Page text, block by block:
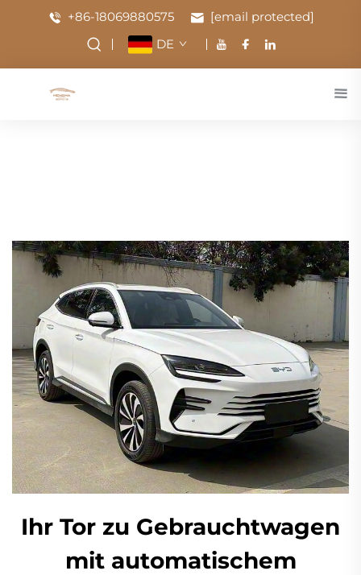
+86-18069880575
[email protected]
DE
Ihr Tor zu Gebrauchtwagen
mit automatischem